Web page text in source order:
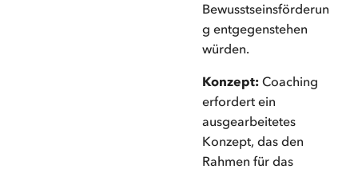
Bewusstseinsförderun
g entgegenstehen
würden.
Konzept: Coaching
erfordert ein
ausgearbeitetes
Konzept, das den
Rahmen für das